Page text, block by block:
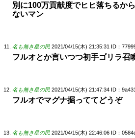
別に100万貢献度でヒヒ落ちるか
ないマン
名も無き星の民 2021/04/15(木) 21:35:31 ID：
フルオとか言いつつ初手ゴリラ召
名も無き星の民 2021/04/15(木) 21:47:34 ID：
フルオでマグナ掘っててどうぞ
名も無き星の民 2021/04/15(木) 22:46:06 ID：